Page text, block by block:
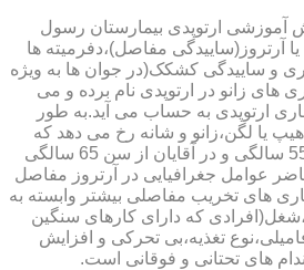
ارتوپدی بیمارستان رسول
آرتروز(ساییدگی مفاصل)،دفرمیته ها
و ساییدگی کشکک(در جوان ها به ویژه
های زانو در ارتوپدی نام برده و می
ارتوپدی به حساب می آید.به طور
یا لگن،زانو و شانه رخ می دهد که
معمولا در خانم ها از سن 55 سالگی و در آقایان از سن 65 سالگی
عوامل جغرافیایی در آرتروز مفاصل
های تخریب مفاصلی بیشتر وابسته به
که دارای کارهای سنگین
تغذیه،بی تحرکی و افزایش
های تحتانی و فوقانی است.